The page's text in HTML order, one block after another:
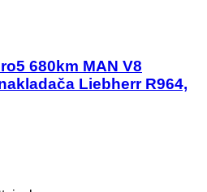
680km MAN V8
Liebherr R964,